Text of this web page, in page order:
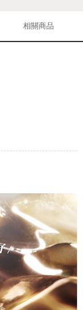
相關商品